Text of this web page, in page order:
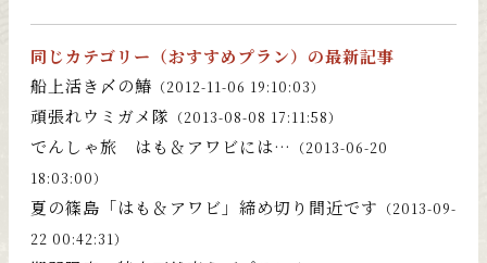
同じカテゴリー（おすすめプラン）の最新記事
船上活き〆の鰆 （2012-11-06 19:10:03）
頑張れウミガメ隊 （2013-08-08 17:11:58）
でんしゃ旅 はも＆アワビには…
（2013-06-20
18:03:00）
夏の篠島「はも＆アワビ」締め切り間近です （2013-09-
22 00:42:31）